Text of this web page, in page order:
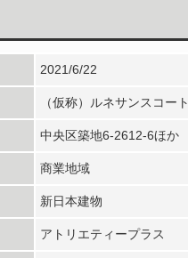
2021/6/22
（仮称）ルネサンスコー
中央区築地6-2612-6ほか
商業地域
新日本建物
アトリエティープラス